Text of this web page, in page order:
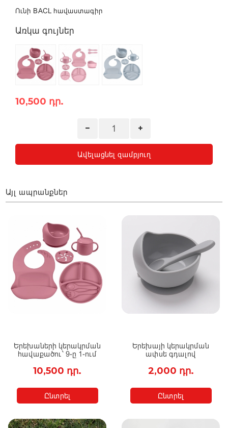
Ունի BACL հավաստագիր
Առկա գույներ
10,500 դր.
Ավելացնել զամբյուղ
Այլ ապրանքներ
Երեխաների կերակրման
հավաքածու` 9-ը 1-ում
10,500 դր.
Ընտրել
Երեխայի կերակրման
ափսե գդալով
2,000 դր.
Ընտրել